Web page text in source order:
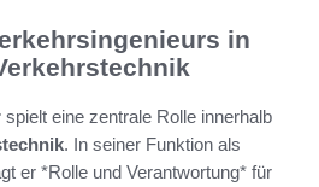
in
spielt eine zentrale Rolle innerhalb
. In seiner Funktion als
er *Rolle und Verantwortung* für